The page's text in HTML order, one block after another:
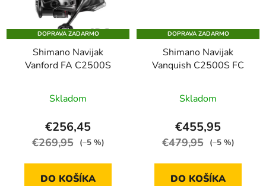
DOPRAVA ZADARMO
Shimano Navijak
Vanford FA C2500S
Skladom
€256,45
€269,95 (–5 %)
DO KOŠÍKA
DOPRAVA ZADARMO
Shimano Navijak
Vanquish C2500S FC
Skladom
€455,95
€479,95 (–5 %)
DO KOŠÍKA